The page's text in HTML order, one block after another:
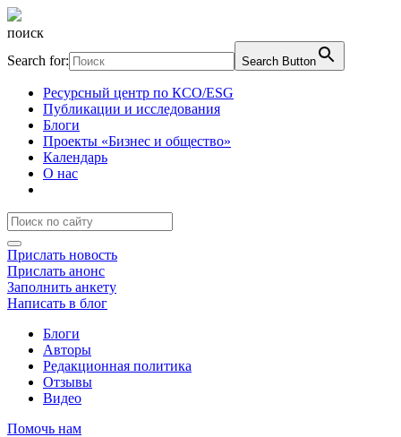
поиск
Search for:
Search Button
Ресурсный центр по КСО/ESG
Публикации и исследования
Блоги
Проекты «Бизнес и общество»
Календарь
О нас
Прислать новость
Прислать анонс
Заполнить анкету
Написать в блог
Блоги
Авторы
Редакционная политика
Отзывы
Видео
Помочь нам